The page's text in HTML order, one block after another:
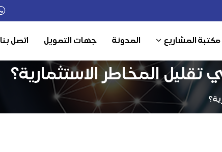
مكتبة المشاريع المدونة جهات التمويل اتصل بنا
المخاطر الاستثمارية؟